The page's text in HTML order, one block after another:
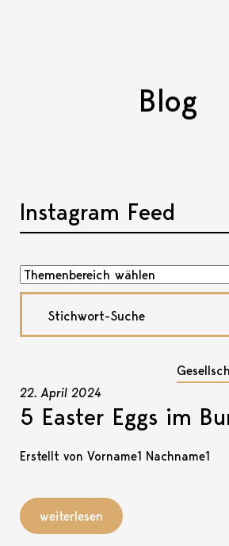
Blog
Instagram Feed
Akkordeon öffnen, bzw. schliessen
22. April 2024
5 Easter Eggs im
Erstellt von Vorname1 Nachname1
weiterlesen